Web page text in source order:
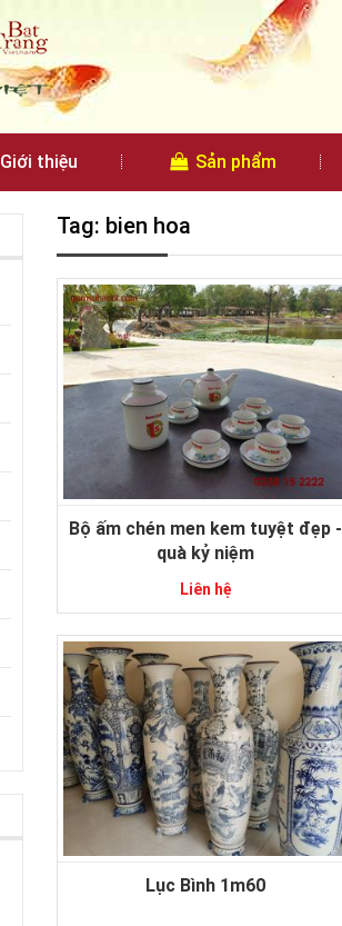
Giới thiệu Sản phẩm
Tag: bien hoa
Bộ ấm chén men kem tuyệt đẹp -
quà kỷ niệm
Liên hệ
Lục Bình 1m60